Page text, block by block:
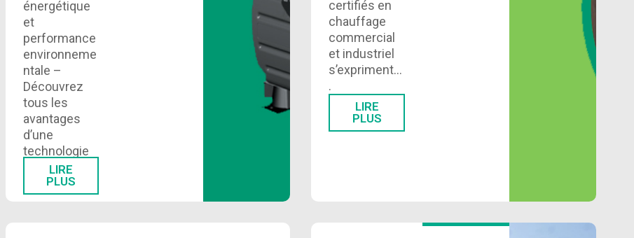
énergétique
et
performance
environneme
ntale –
Découvrez
tous les
avantages
d’une
technologie
refroidisseur
à
LIRE
PLUS
certifiés en
chauffage
commercial
et industriel
s’expriment…
.
LIRE
PLUS